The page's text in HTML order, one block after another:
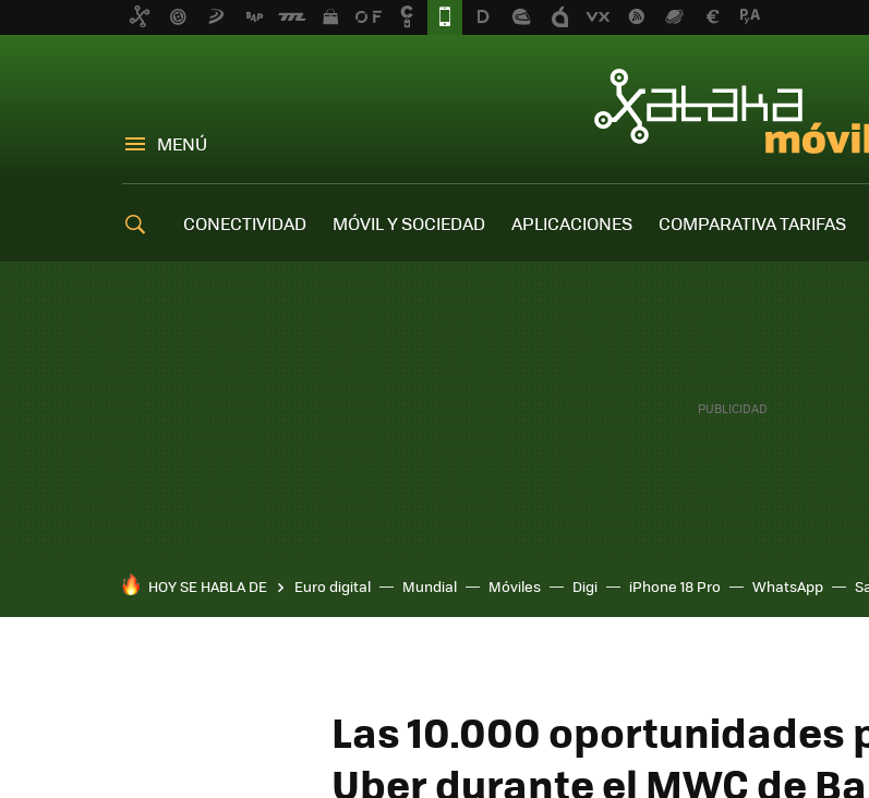
MENÚ
CONECTIVIDAD MÓVIL Y SOCIEDAD APLICACIONES COMPARATIVA TARIFAS
HOY SE HABLA DE Euro digital Mundial Móviles Digi iPhone 18 Pro WhatsApp
Las 10.000 oportunidades
Uber durante el MWC de